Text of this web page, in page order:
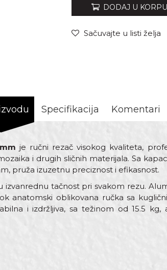
DODAJ U KORPU
Sačuvajte u listi želja
Specifikacija Komentari
je ručni rezač visokog kvaliteta,
i drugih sličnih materijala. Sa
pruža izuzetnu preciznost i efikasnost.
izvanrednu tačnost pri svakom rezu.
anatomski oblikovana ručka sa
i izdržljiva, sa težinom od 15.5